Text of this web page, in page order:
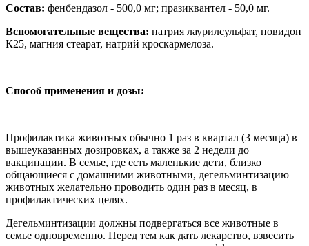
Состав: фенбендазол - 500,0 мг; празиквантел - 50,0 мг.
Вспомогательные вещества: натрия лаурилсульфат, повидон
К25, магния стеарат, натрий кроскармелоза.
Способ применения и дозы:
Профилактика животных обычно 1 раз в квартал (3 месяца) в
вышеуказанных дозировках, а также за 2 недели до
вакцинации. В семье, где есть маленькие дети, близко
общающиеся с домашними животными, дегельминтизацию
животных желательно проводить один раз в месяц, в
профилактических целях.
Дегельминтизации должны подвергаться все животные в
семье одновременно. Перед тем как дать лекарство, взвесить